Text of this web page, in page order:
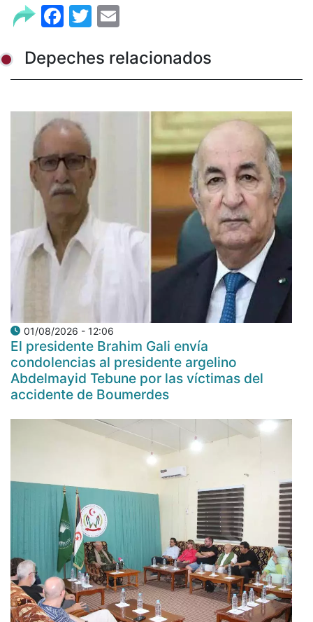
Facebook
Twitter
Depeches relacionados
01/08/2026 - 12:06
El presidente Brahim Gali envía
condolencias al presidente argelino
Abdelmayid Tebune por las víctimas del
accidente de Boumerdes